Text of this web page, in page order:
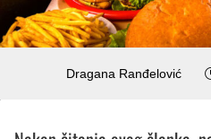
Dragana Ranđelović